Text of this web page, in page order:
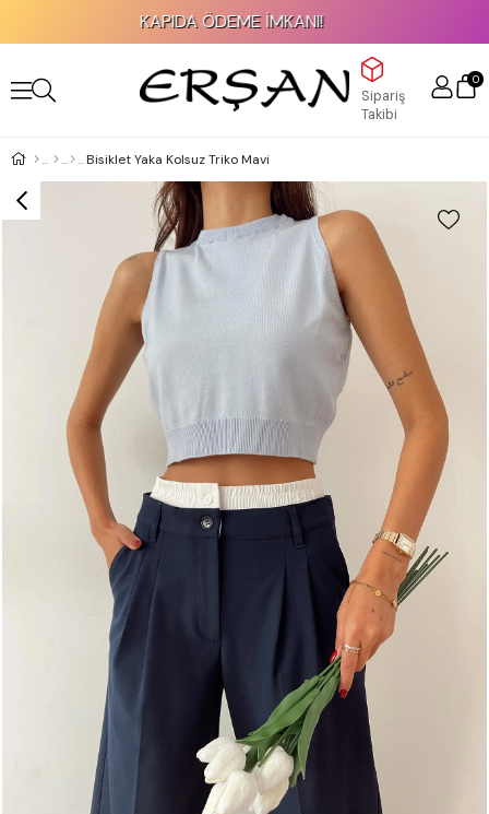
KAPIDA ÖDEME İMKANI!
Sipariş
Takibi
0
Bisiklet Yaka Kolsuz Triko Mavi